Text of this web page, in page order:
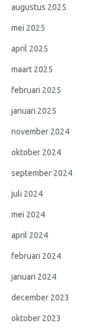
augustus 2025
mei 2025
april 2025
maart 2025
februari 2025
januari 2025
november 2024
oktober 2024
september 2024
juli 2024
mei 2024
april 2024
februari 2024
januari 2024
december 2023
oktober 2023